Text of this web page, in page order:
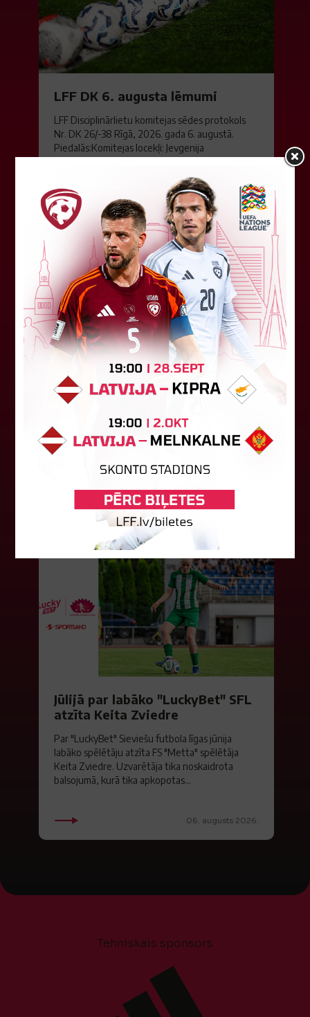
LFF DK 6. augusta lēmumi
LFF Disciplinārlietu komitejas sēdes protokols
Nr. DK 26/-38 Rīgā, 2026. gada 6. augustā.
Piedalās:Komitejas locekļi: Jevgenija
07. augusts 2026.
"Riga FC" iegūst handikapu, RFS
Ceturtdienas vakarā savas spēles UEFA
Konferences līgas kvalifikācijas trešajā kārtā
aizvadīja divi Latvijas klubi. FC RFS izbraukumā ar
06. augusts 2026.
Jūlijā par labāko "LuckyBet" SFL
atzīta Keita Zviedre
Par "LuckyBet" Sieviešu futbola līgas jūnija
labāko spēlētāju atzīta FS "Metta" spēlētāja
Keita Zviedre. Uzvarētāja tika noskaidrota
balsojumā, kurā tika apkopotas...
06. augusts 2026.
Tehniskais sponsors